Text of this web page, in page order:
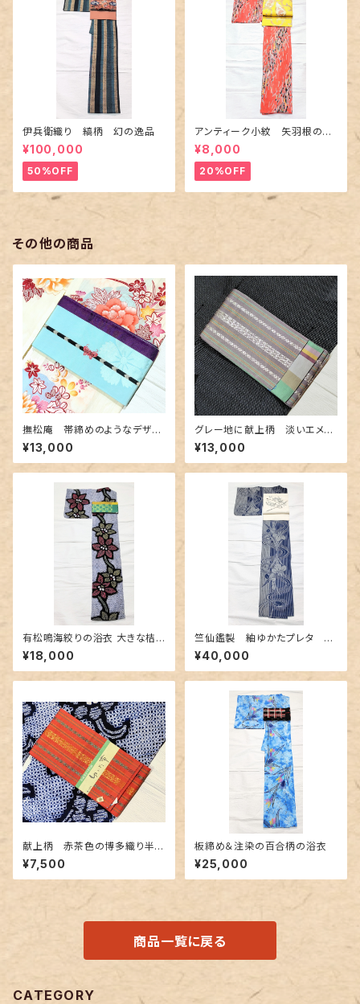
伊兵衛織り 縞柄 幻の逸品
¥100,000
50%OFF
アンティーク小紋 矢羽根の地
紋に短冊柄 裄６６cm
¥8,000
20%OFF
その他の商品
撫松庵 帯締めのようなデザイ
ン半幅帯 水色&紫色
¥13,000
グレー地に献上柄 淡いエメラ
ルドグリーン 博多織りリバー
シブル半幅帯
¥13,000
有松鳴海絞りの浴衣 大きな桔
梗柄
¥18,000
竺仙鑑製 紬ゆかたプレタ 縞
と流水と菖蒲
¥40,000
献上柄 赤茶色の博多織り半幅
帯
¥7,500
板締め＆注染の百合柄の浴衣
¥25,000
商品一覧に戻る
CATEGORY